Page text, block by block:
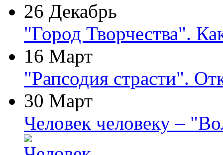
26 Декабрь
"Город Творчества".
16 Март
"Рапсодия страсти".
30 Март
Человек человеку –